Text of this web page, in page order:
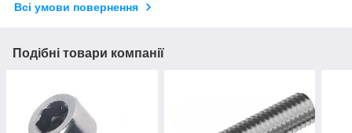
Всі умови повернення
Подібні товари компанії